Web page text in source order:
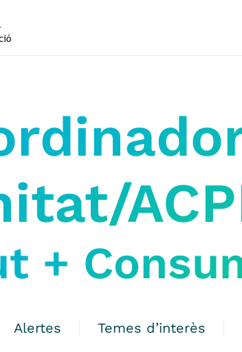
+
Alertes Temes d’interès